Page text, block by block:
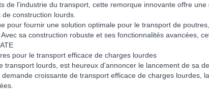
de l'industrie du transport, cette remorque innovante offre une
construction lourds.
pour fournir une solution optimale pour le transport de
sa construction robuste et ses fonctionnalités avancées,
pour le transport efficace de charges lourdes
lourds, est heureux d'annoncer le lancement de sa
croissante de transport efficace de charges lourdes,